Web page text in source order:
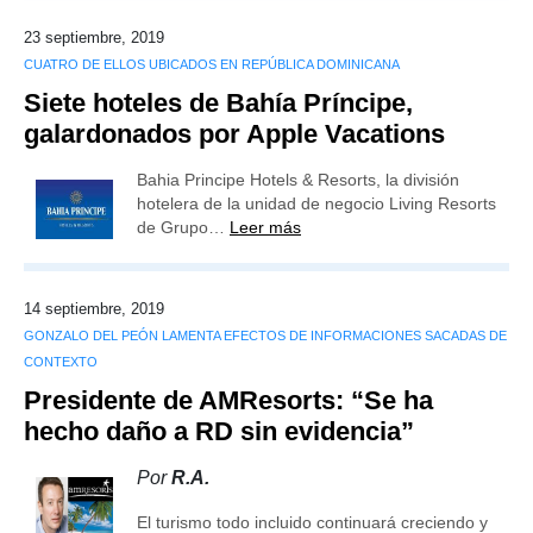
23 septiembre, 2019
CUATRO DE ELLOS UBICADOS EN REPÚBLICA DOMINICANA
Siete hoteles de Bahía Príncipe,
galardonados por Apple Vacations
Bahia Principe Hotels & Resorts, la división
hotelera de la unidad de negocio Living Resorts
de Grupo… Leer más
14 septiembre, 2019
GONZALO DEL PEÓN LAMENTA EFECTOS DE INFORMACIONES SACADAS DE
CONTEXTO
Presidente de AMResorts: “Se ha
hecho daño a RD sin evidencia”
PorR.A.
El turismo todo incluido continuará creciendo y